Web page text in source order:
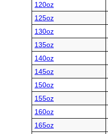
120oz
125oz
130oz
135oz
140oz
145oz
150oz
155oz
160oz
165oz